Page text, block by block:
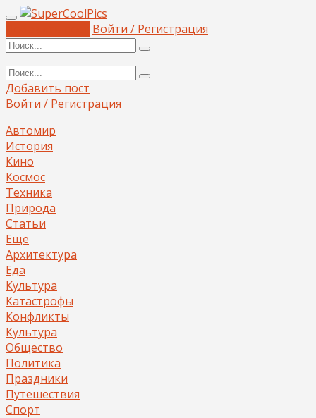
Войти / Регистрация
Добавить пост
Войти / Регистрация
Автомир
История
Кино
Космос
Техника
Природа
Статьи
Еще
Архитектура
Еда
Культура
Катастрофы
Конфликты
Культура
Общество
Политика
Праздники
Путешествия
Спорт